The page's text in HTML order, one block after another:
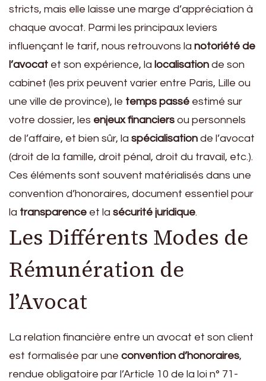
stricts, mais elle laisse une marge d’appréciation à
chaque avocat. Parmi les principaux leviers
influençant le tarif, nous retrouvons la notoriété de
l’avocat et son expérience, la localisation de son
cabinet (les prix peuvent varier entre Paris, Lille ou
une ville de province), le temps passé estimé sur
votre dossier, les enjeux financiers ou personnels
de l’affaire, et bien sûr, la spécialisation de l’avocat
(droit de la famille, droit pénal, droit du travail, etc.).
Ces éléments sont souvent matérialisés dans une
convention d’honoraires, document essentiel pour
la transparence et la sécurité juridique.
Les Différents Modes de
Rémunération de
l’Avocat
La relation financière entre un avocat et son client
est formalisée par une convention d’honoraires,
rendue obligatoire par l’Article 10 de la loi n° 71-